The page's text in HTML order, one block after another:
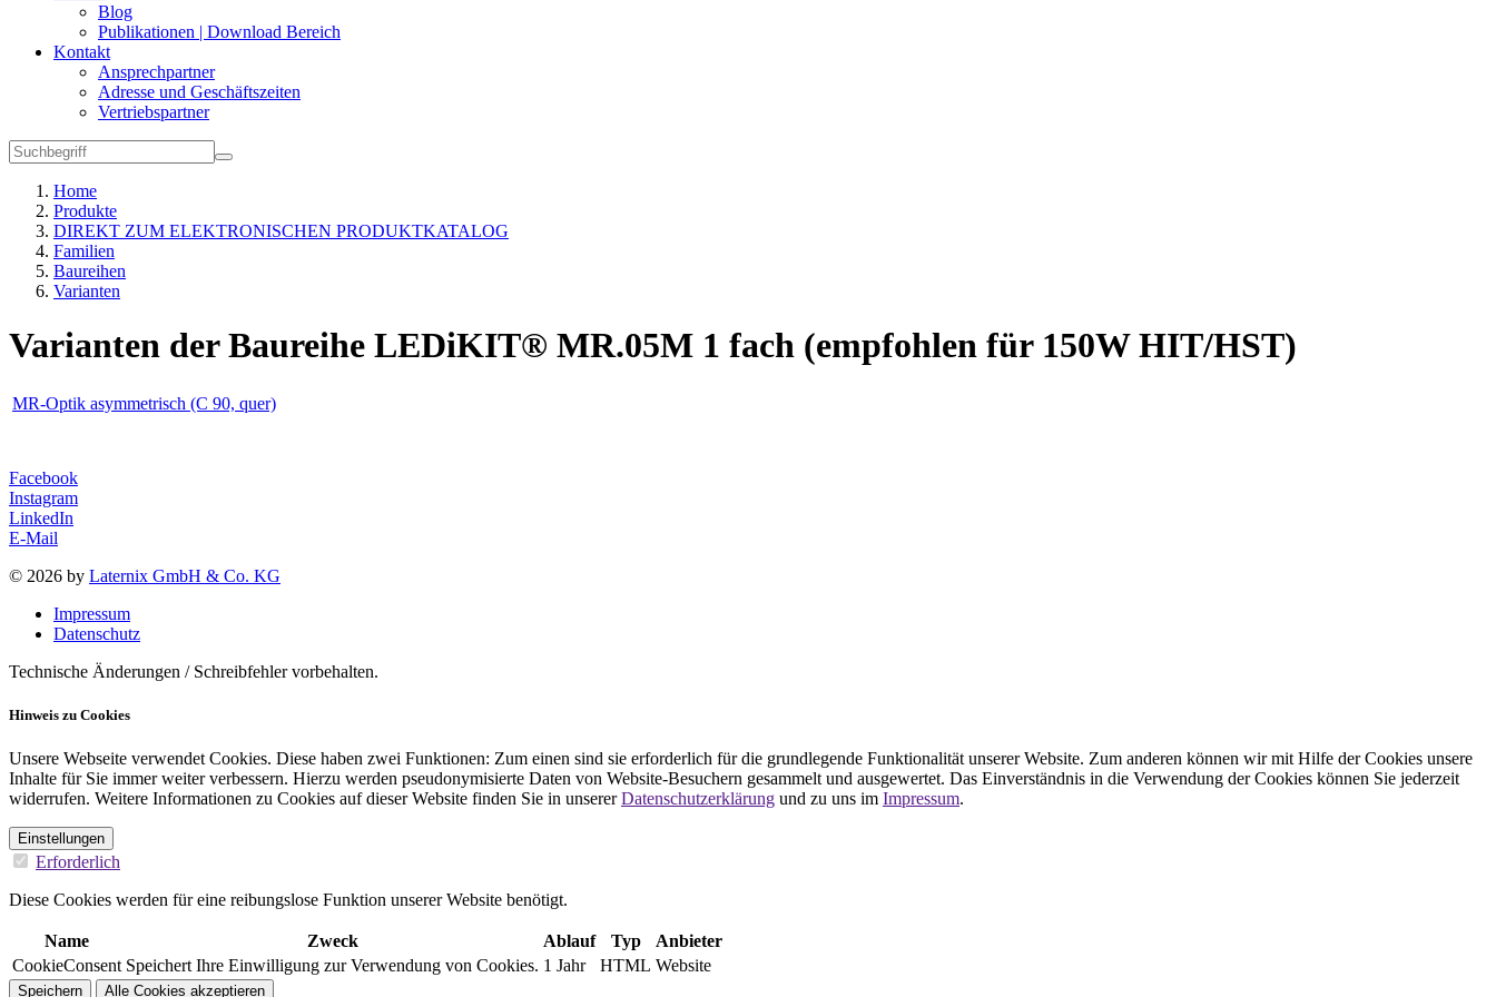
Blog
Publikationen | Download Bereich
Kontakt
Ansprechpartner
Adresse und Geschäftszeiten
Vertriebspartner
Home
Produkte
DIREKT ZUM ELEKTRONISCHEN PRODUKTKATALOG
Familien
Baureihen
Varianten
Varianten der Baureihe LEDiKIT® MR.05M 1 fach (empfohlen für 150W HIT/HST)
MR-Optik asymmetrisch (C 90, quer)
Facebook
Instagram
LinkedIn
E-Mail
© 2026 by Laternix GmbH & Co. KG
Impressum
Datenschutz
Technische Änderungen / Schreibfehler vorbehalten.
Hinweis zu Cookies
Unsere Webseite verwendet Cookies. Diese haben zwei Funktionen: Zum einen sind sie erforderlich für die grundlegende Funktionalität unserer Website. Zum anderen können wir mit Hilfe der Cookies unsere
Inhalte für Sie immer weiter verbessern. Hierzu werden pseudonymisierte Daten von Website-Besuchern gesammelt und ausgewertet. Das Einverständnis in die Verwendung der Cookies können Sie jederzeit
widerrufen. Weitere Informationen zu Cookies auf dieser Website finden Sie in unsererDatenschutzerklärung und zu uns im Impressum.
Einstellungen
Erforderlich
Diese Cookies werden für eine reibungslose Funktion unserer Website benötigt.
Name Zweck Ablauf Typ
Anbieter
CookieConsent Speichert Ihre Einwilligung zur Verwendung von Cookies. 1 Jahr HTML Website
Speichern Alle Cookies akzeptieren